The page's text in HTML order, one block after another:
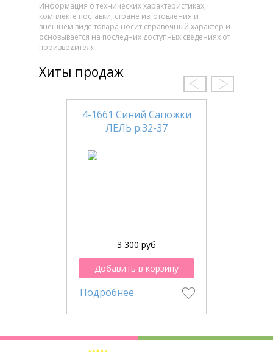
Информация о технических характеристиках,
комплекте поставки, стране изготовления и
внешнем виде товара носит справочный характер и
основывается на последних доступных сведениях от
производителя
Хиты продаж
4-1661 Синий Сапожки
ЛЕЛЬ р.32-37
3 300 руб
Добавить в корзину
Подробнее